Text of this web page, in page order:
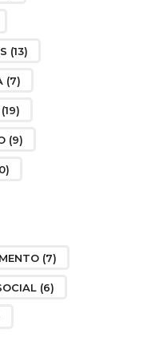
(13)
(7)
(19)
(9)
(7)
(6)